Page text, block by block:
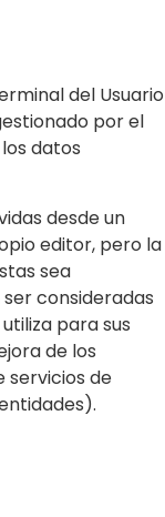
del Usuario
por el
datos
desde un
editor, pero la
sea
consideradas
para sus
de los
servicios de